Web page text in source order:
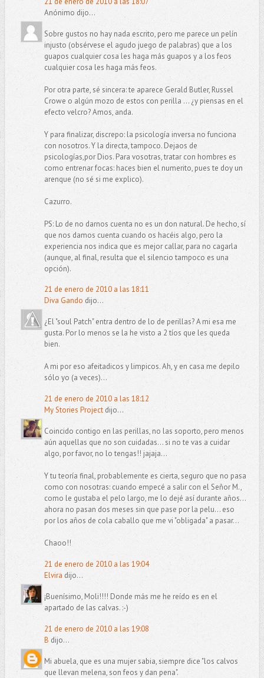
Anónimo dijo...
Sobre gustos no hay nada escrito, pero me parece un pelín
injusto (obsérvese el agudo juego de palabras) que a los
guapos cualquier cosa les haga más guapos y a los feos
cualquier cosa les haga más feos.
Por otra parte, sé sincera: te aparece Gerald Butler, Russel
Crowe o algún mozo de estos con perilla ... ¿y piensas en el
efecto velcro? Amos, anda.
Y para finalizar, discrepo: la psicología inversa no funciona
con nosotros. Y la directa, tampoco. Dejaos de
psicologías,por Dios. Para vosotras, tratar con hombres es
como entrenar focas: haces bien el numerito, pues te doy un
arenque (no sé si me explico).
Cazurro.
PS: Lo de no darnos cuenta no es un don natural. De hecho, sí
que nos damos cuenta cuando os hacéis algo, pero la
experiencia nos indica que es mejor callar, para no cagarla
(aunque, al final, resulta que el silencio tampoco es una
opción).
21 de enero de 2010 a las 18:11
Diva Gando dijo...
¿El "soul Patch" entra dentro de lo de perillas? A mi esa me
gusta. Por lo menos se la he visto a 2 tíos que les queda
bien.
A mi por eso afeitadicos y limpicos. Ah, y en casa me depilo
sólo yo (a veces)...
21 de enero de 2010 a las 18:12
My Stories Projectdijo...
Coincido contigo en las perillas, no las soporto, pero menos
aún aquellas que no son cuidadas... si no te vas a cuidar
algo, por favor, no lo tengas!! jajaja...
Y tu teoría final, probablemente es cierta, seguro que no pasa
como con nosotras: cuando empecé a salir con el Señor M.,
como le gustaba el pelo largo, me lo dejé así durante años...
ahora no pasan dos meses sin que pase por la pelu... eso
por los años de cola caballo que me vi "obligada" a pasar...
Chaoo!!
21 de enero de 2010 a las 19:04
Elvira dijo...
¡Buenísimo, Moli!!!! Donde más me he reído es en el
apartado de las calvas. :-)
21 de enero de 2010 a las 19:08
B dijo...
Mi abuela, que es una mujer sabia, siempre dice "los calvos
que llevan melena, son feos y dan pena".